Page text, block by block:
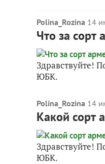
Polina_Rozina 14
Что за сорт
Здравствуйте!
ЮБК.
Polina_Rozina 14
Какой сорт
Здравствуйте!
ЮБК.